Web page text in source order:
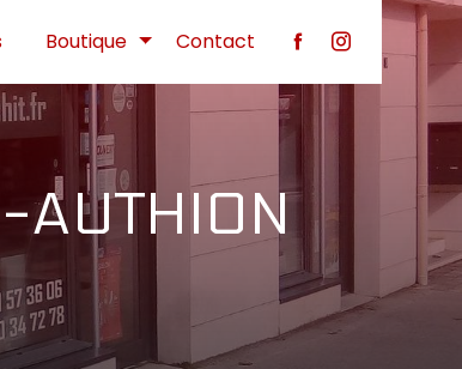
Boutique Contact
AUTHION